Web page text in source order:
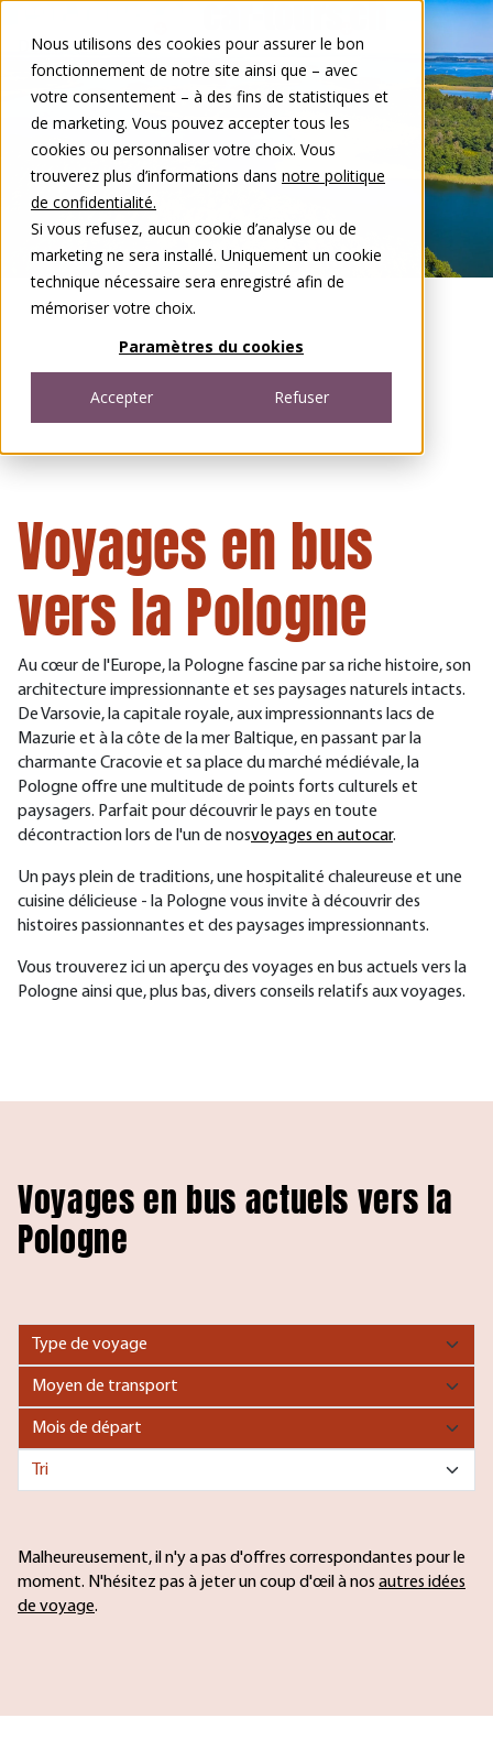
Nous utilisons des cookies pour assurer le bon
fonctionnement de notre site ainsi que – avec
votre consentement – à des fins de statistiques et
de marketing. Vous pouvez accepter tous les
cookies ou personnaliser votre choix. Vous
trouverez plus d’informations dans notre politique
de confidentialité.
Si vous refusez, aucun cookie d’analyse ou de
marketing ne sera installé. Uniquement un cookie
technique nécessaire sera enregistré afin de
mémoriser votre choix.
Paramètres du cookies
Accepter Refuser
DEFR
Open menu
Voyages en bus
vers la Pologne
Au cœur de l'Europe, la Pologne fascine par sa riche histoire, son
architecture impressionnante et ses paysages naturels intacts.
De Varsovie, la capitale royale, aux impressionnants lacs de
Mazurie et à la côte de la mer Baltique, en passant par la
charmante Cracovie et sa place du marché médiévale, la
Pologne offre une multitude de points forts culturels et
paysagers. Parfait pour découvrir le pays en toute
décontraction lors de l'un de nosvoyages en autocar.
Un pays plein de traditions, une hospitalité chaleureuse et une
cuisine délicieuse - la Pologne vous invite à découvrir des
histoires passionnantes et des paysages impressionnants.
Vous trouverez ici un aperçu des voyages en bus actuels vers la
Pologne ainsi que, plus bas, divers conseils relatifs aux voyages.
Voyages en bus actuels vers la
Pologne
Malheureusement, il n'y a pas d'offres correspondantes pour le
moment. N'hésitez pas à jeter un coup d'œil à nos autres idées
de voyage.